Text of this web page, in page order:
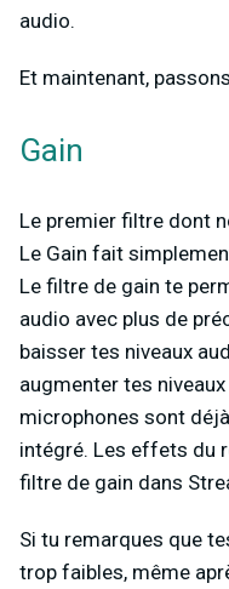
audio.
Et maintenant,
Gain
Le premier filtre dont
Le Gain fait
Le filtre de gain te
audio avec plus de
baisser tes niveaux
augmenter tes
microphones sont
intégré. Les effets du
filtre de gain dans
Si tu remarques que
trop faibles, même